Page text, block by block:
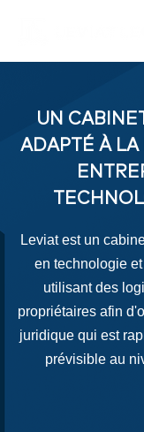
UN
ADAPTÉ À
Leviat est un
en technologie
utilisantdes
propriétaires afin
juridique qui est
prévisible au